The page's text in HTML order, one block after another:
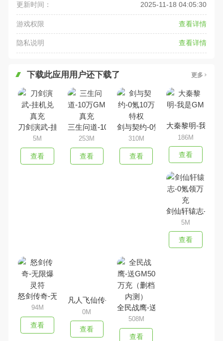
更新时间： 2025-11-18 04:05:30
游戏权限 查看详情
隐私说明 查看详情
下载此应用用户还下载了 更多
刀剑演武-挂机兑真充
5M
查看
三生问道-10万GM真充
253M
查看
剑与契约-0氪10万特权
310M
查看
大秦黎明-我是
186M
查看
剑仙轩辕志-0氪
5M
查看
怒剑传奇-无限爆灵符
94M
查看
凡人飞仙传-1元商城版
0M
查看
全民战鹰-送GM50万充（删档
508M
查看